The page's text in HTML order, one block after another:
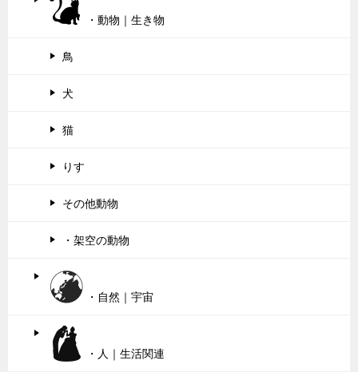
・動物｜生き物
鳥
犬
猫
りす
その他動物
・架空の動物
・自然｜宇宙
・人｜生活関連